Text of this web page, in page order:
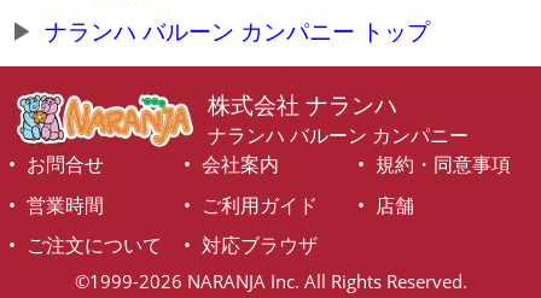
ナランハ バルーン カンパニー トップ
株式会社 ナランハ
ナランハ バルーン カンパニー
お問合せ
会社案内
規約・同意事項
営業時間
ご利用ガイド
店舗
ご注文について
対応ブラウザ
©1999-2026 NARANJA Inc. All Rights Reserved.